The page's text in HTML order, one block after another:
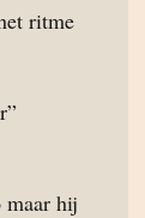
ritme
maar hij